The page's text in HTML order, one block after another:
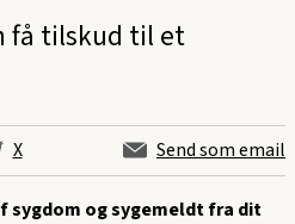
få tilskud til et
X Send som email
sygdom og sygemeldt fra dit